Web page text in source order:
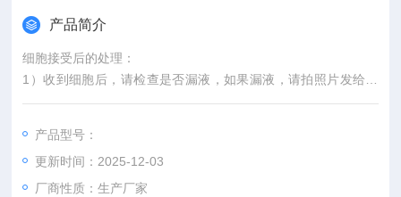
产品简介
细胞接受后的处理：
1）收到细胞后，请检查是否漏液，如果漏液，请拍照片发给我
们。
心管置于37℃培养约2-3h。
3）离心弃去15ml离心管中的培养基，细胞沉淀用新鲜的*培养基
重悬并培养。
产品型号：
更新时间：2025-12-03
厂商性质：生产厂家